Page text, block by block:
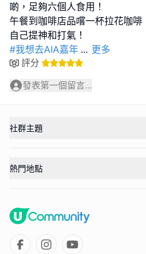
啲，足夠六個人食用！
午餐到咖啡店品嚐一杯拉花咖
#我想去AIA嘉年 ... 更多
評分
發表第一個留言...
社群主題
熱門地點